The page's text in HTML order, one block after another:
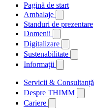
Pagină de start
Ambalaje
Standuri de prezentare
Domenii
Digitalizare
Sustenabilitate
Informații
Servicii & Consultanță
Despre THIMM
Cariere